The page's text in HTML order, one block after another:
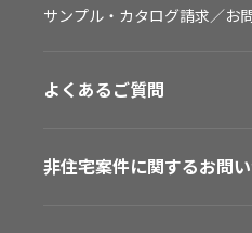
サンプル・カタログ請求／お
よくあるご質問
非住宅案件に関するお問